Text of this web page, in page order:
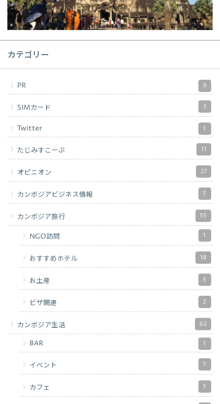
カテゴリー
PR 9
SIMカード 3
Twitter 1
たじみすこーぷ 11
オピニオン 27
カンボジアビジネス情報 7
カンボジア旅行 55
NGO訪問 1
おすすめホテル 18
お土産 5
ビザ関連 2
カンボジア生活 62
BAR 1
イベント 7
カフェ 5